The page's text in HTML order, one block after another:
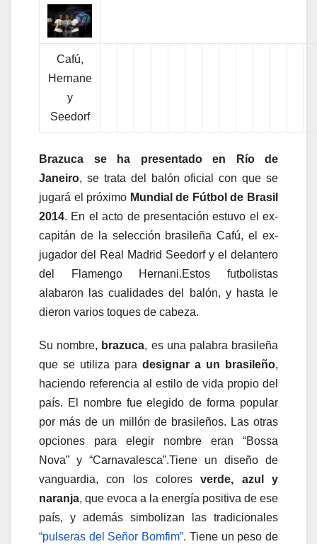
Cafú,
Hernane
y
Seedorf
Brazuca se ha presentado en Río de
Janeiro, se trata del balón oficial con que se
jugará el próximo Mundial de Fútbol de Brasil
2014. En el acto de presentación estuvo el ex-
capitán de la selección brasileña Cafú, el ex-
jugador del Real Madrid Seedorf y el delantero
del Flamengo Hernani.Estos futbolistas
alabaron las cualidades del balón, y hasta le
dieron varios toques de cabeza.
Su nombre, brazuca, es una palabra brasileña
que se utiliza para designar a un brasileño,
haciendo referencia al estilo de vida propio del
país. El nombre fue elegido de forma popular
por más de un millón de brasileños. Las otras
opciones para elegir nombre eran “Bossa
Nova” y “Carnavalesca”.Tiene un diseño de
vanguardia, con los coloresverde, azul y
naranja, que evoca a la energía positiva de ese
país, y además simbolizan las tradicionales
“pulseras del Señor Bomfim”. Tiene un peso de